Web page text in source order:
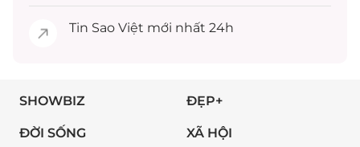
Tin Sao Việt mới nhất 24h
SHOWBIZ ĐẸP+
ĐỜI SỐNG XÃ HỘI